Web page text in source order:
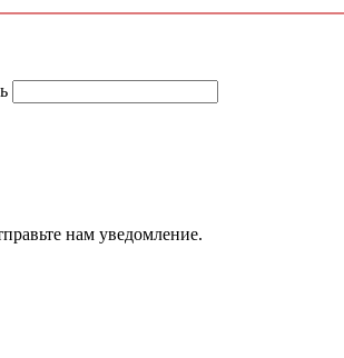
нам уведомление.